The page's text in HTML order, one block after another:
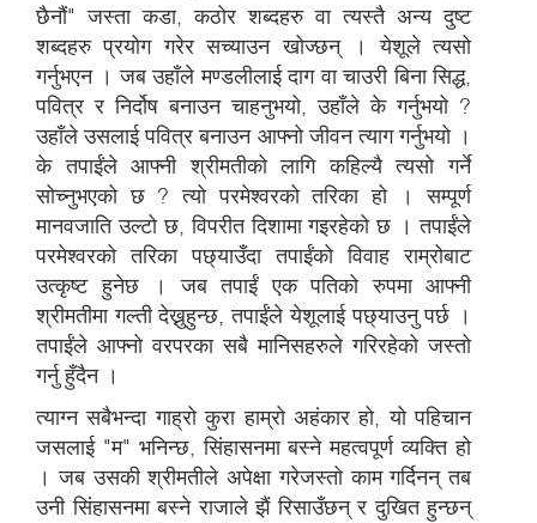
छैनौं" जस्ता कडा, कठोर शब्दहरु वा त्यस्तै अन्य दुष्ट
शब्दहरु प्रयोग गरेर सच्याउन खोज्छन् । येशूले त्यसो
गर्नुभएन । जब उहाँले मण्डलीलाई दाग वा चाउरी बिना सिद्ध,
पवित्र र निर्दोष बनाउन चाहनुभयो, उहाँले के गर्नुभयो ?
उहाँले उसलाई पवित्र बनाउन आफ्नो जीवन त्याग गर्नुभयो ।
के तपाईंले आफ्नी श्रीमतीको लागि कहिल्यै त्यसो गर्ने
सोच्नुभएको छ ? त्यो परमेश्वरको तरिका हो । सम्पूर्ण
मानवजाति उल्टो छ, विपरीत दिशामा गइरहेको छ । तपाईंले
परमेश्वरको तरिका पछ्याउँदा तपाईंको विवाह राम्रोबाट
उत्कृष्ट हुनेछ । जब तपाईं एक पतिको रुपमा आफ्नी
श्रीमतीमा गल्ती देख्नुहुन्छ, तपाईंले येशूलाई पछ्याउनु पर्छ ।
तपाईंले आफ्नो वरपरका सबै मानिसहरुले गरिरहेको जस्तो
गर्नु हुँदैन ।
त्याग्न सबैभन्दा गाह्रो कुरा हाम्रो अहंकार हो, यो पहिचान
जसलाई "म" भनिन्छ, सिंहासनमा बस्ने महत्वपूर्ण व्यक्ति हो
। जब उसकी श्रीमतीले अपेक्षा गरेजस्तो काम गर्दिनन् तब
उनी सिंहासनमा बस्ने राजाले झैं रिसाउँछन् र दुखित हुन्छन्